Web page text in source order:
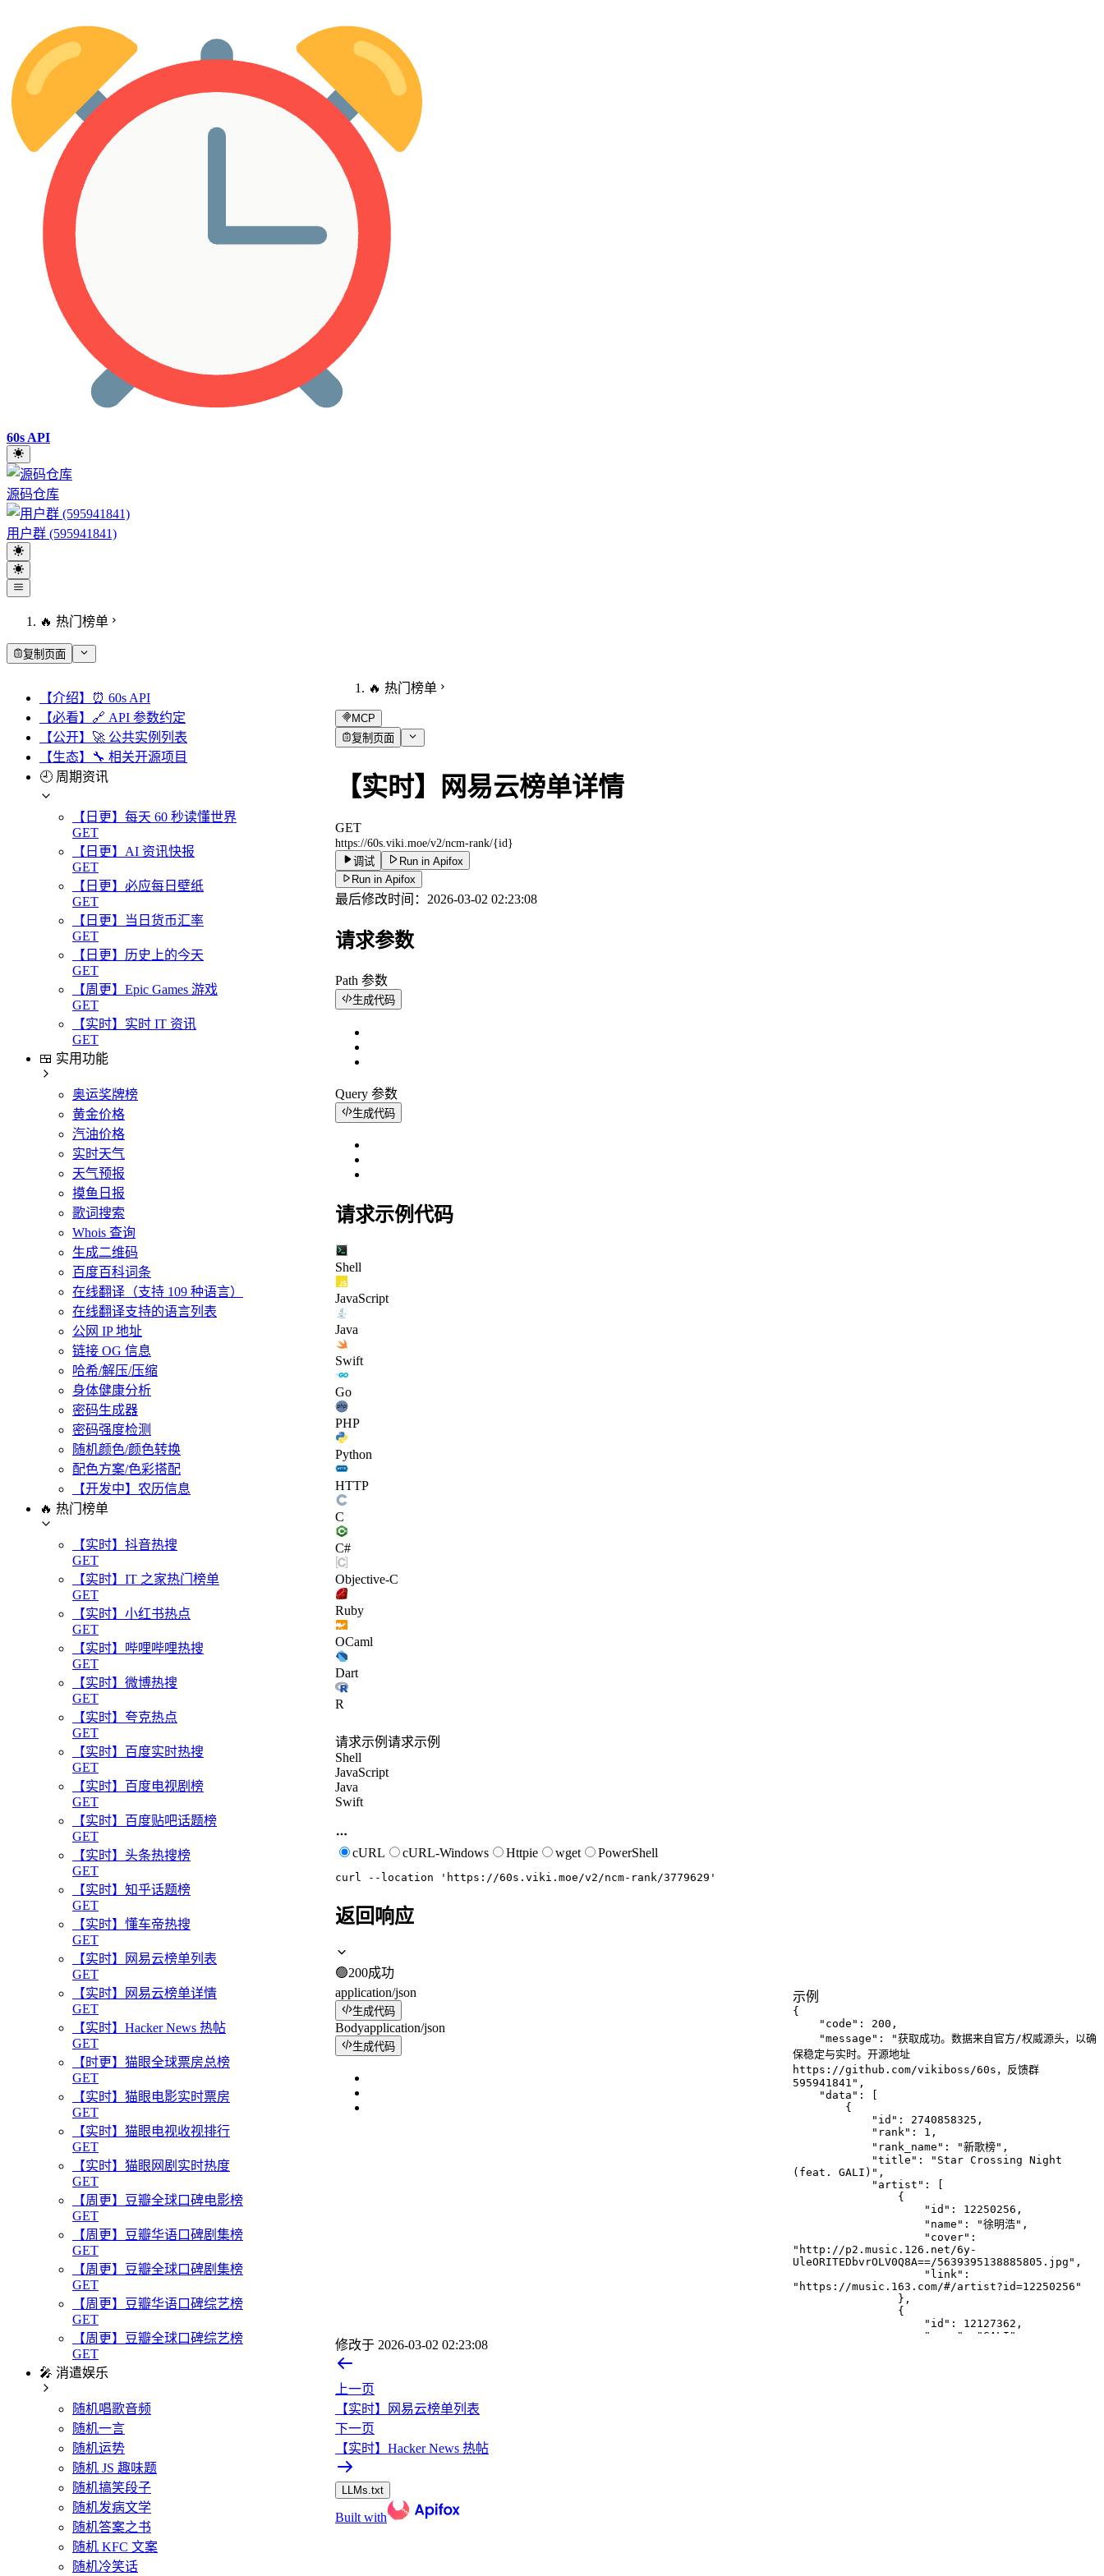
60s API
源码仓库
用户群 (595941841)
🔥 热门榜单
复制页面
【介绍】⏰ 60s API
【必看】🔗 API 参数约定
【公开】🚀 公共实例列表
【生态】🔧 相关开源项目
🕘 周期资讯
【日更】每天 60 秒读懂世界
GET
【日更】AI 资讯快报
GET
【日更】必应每日壁纸
GET
【日更】当日货币汇率
GET
【日更】历史上的今天
GET
【周更】Epic Games 游戏
GET
【实时】实时 IT 资讯
GET
🍱 实用功能
奥运奖牌榜
黄金价格
汽油价格
实时天气
天气预报
摸鱼日报
歌词搜索
Whois 查询
生成二维码
百度百科词条
在线翻译（支持 109 种语言）
在线翻译支持的语言列表
公网 IP 地址
链接 OG 信息
哈希/解压/压缩
身体健康分析
密码生成器
密码强度检测
随机颜色/颜色转换
配色方案/色彩搭配
【开发中】农历信息
🔥 热门榜单
【实时】抖音热搜
GET
【实时】IT 之家热门榜单
GET
【实时】小红书热点
GET
【实时】哔哩哔哩热搜
GET
【实时】微博热搜
GET
【实时】夸克热点
GET
【实时】百度实时热搜
GET
【实时】百度电视剧榜
GET
【实时】百度贴吧话题榜
GET
【实时】头条热搜榜
GET
【实时】知乎话题榜
GET
【实时】懂车帝热搜
GET
【实时】网易云榜单列表
GET
【实时】网易云榜单详情
GET
【实时】Hacker News 热帖
GET
【时更】猫眼全球票房总榜
GET
【实时】猫眼电影实时票房
GET
【实时】猫眼电视收视排行
GET
【实时】猫眼网剧实时热度
GET
【周更】豆瓣全球口碑电影榜
GET
【周更】豆瓣华语口碑剧集榜
GET
【周更】豆瓣全球口碑剧集榜
GET
【周更】豆瓣华语口碑综艺榜
GET
【周更】豆瓣全球口碑综艺榜
GET
🎤 消遣娱乐
随机唱歌音频
随机一言
随机运势
随机 JS 趣味题
随机搞笑段子
随机发病文学
随机答案之书
随机 KFC 文案
随机冷笑话
🔥 热门榜单
MCP
复制页面
【实时】网易云榜单详情
GET
https://60s.viki.moe/v2/ncm-rank/{id}
调试
Run in Apifox
Run in Apifox
最后修改时间： 2026-03-02 02:23:08
请求参数
Path 参数
生成代码
Query 参数
生成代码
请求示例代码
Shell
JavaScript
Java
Swift
Go
PHP
Python
HTTP
C
C#
Objective-C
Ruby
OCaml
Dart
R
请求示例 请求示例
Shell
JavaScript
Java
Swift
cURL cURL-Windows Httpie wget PowerShell
curl --location 'https://60s.viki.moe/v2/ncm-rank/3779629'
返回响应
🟢200成功
application/json
生成代码
Bodyapplication/json
生成代码
示例
{
保稳定与实时。开源地址
https://github.com/vikiboss/60s，反馈群
595941841",
(feat. GALI)",
"http://p2.music.126.net/6y-
UleORITEDbvrOLV0Q8A==/5639395138885805.jpg",
"https://music.163.com/#/artist?id=12250256"
修改于 2026-03-02 02:23:08
上一页
【实时】网易云榜单列表
下一页
【实时】Hacker News 热帖
LLMs.txt
Built with